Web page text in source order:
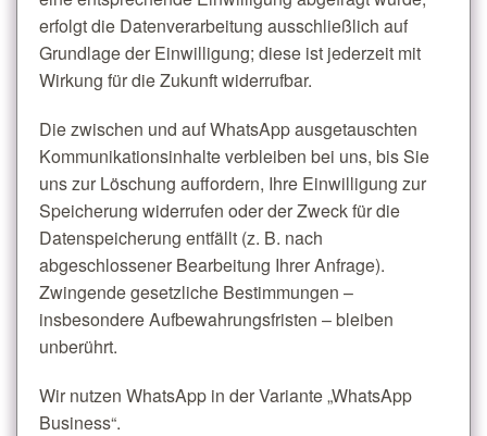
erfolgt die Datenverarbeitung ausschließlich auf
Grundlage der Einwilligung; diese ist jederzeit mit
Wirkung für die Zukunft widerrufbar.
Die zwischen und auf WhatsApp ausgetauschten
Kommunikationsinhalte verbleiben bei uns, bis Sie
uns zur Löschung auffordern, Ihre Einwilligung zur
Speicherung widerrufen oder der Zweck für die
Datenspeicherung entfällt (z. B. nach
abgeschlossener Bearbeitung Ihrer Anfrage).
Zwingende gesetzliche Bestimmungen –
insbesondere Aufbewahrungsfristen – bleiben
unberührt.
Wir nutzen WhatsApp in der Variante „WhatsApp
Business“.